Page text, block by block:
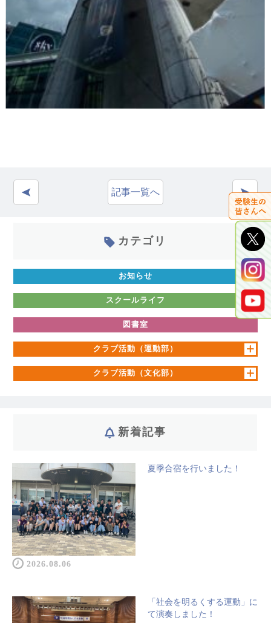
記事一覧へ
カテゴリ
お知らせ
スクールライフ
図書室
クラブ活動（運動部）
クラブ活動（文化部）
新着記事
2026.08.06
夏季合宿を行いました！
「社会を明るくする運動」に
て演奏しました！